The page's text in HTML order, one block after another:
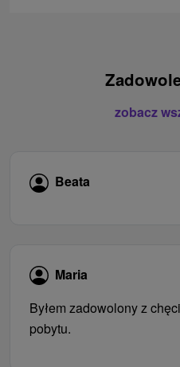
zobacz
Beata
Maria
Byłem zadowolony z
pobytu.